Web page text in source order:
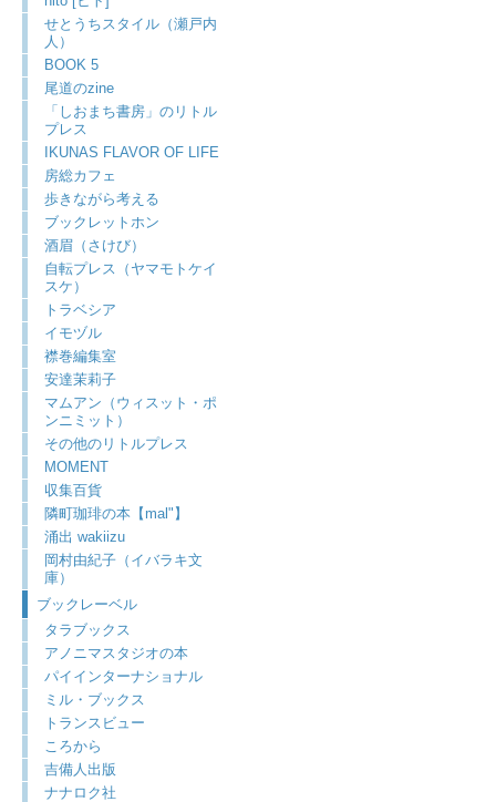
せとうちスタイル（瀬戸内
人）
BOOK 5
尾道のzine
「しおまち書房」のリトル
プレス
IKUNAS FLAVOR OF LIFE
房総カフェ
歩きながら考える
ブックレットホン
酒眉（さけび）
自転プレス（ヤマモトケイ
スケ）
トラベシア
イモヅル
襟巻編集室
安達茉莉子
マムアン（ウィスット・ポ
ンニミット）
その他のリトルプレス
MOMENT
収集百貨
隣町珈琲の本【mal"】
涌出 wakiizu
岡村由紀子（イバラキ文
庫）
ブックレーベル
タラブックス
アノニマスタジオの本
パイインターナショナル
ミル・ブックス
トランスビュー
ころから
吉備人出版
ナナロク社